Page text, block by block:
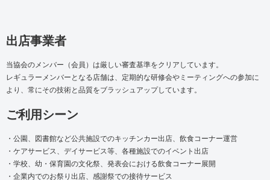
出店事業者
当協会のメンバー（会員）は厳しい審査基準をクリアしています。
レギュラーメンバーとなる店舗は、定期的な研修会やミーティングへの参加に
より、常にその技術と品質をブラッシュアップしています。
ご利用シーン
・公園、図書館など公共施設でのキッチンカー出店、飲食コーナー運営
・ケアサービス、デイサービス等、各種施設でのイベント出店
・学校、幼・保育園の文化祭、発表会における飲食コーナー展開
・企業内でのお祭り出店、感謝祭での接待サービス